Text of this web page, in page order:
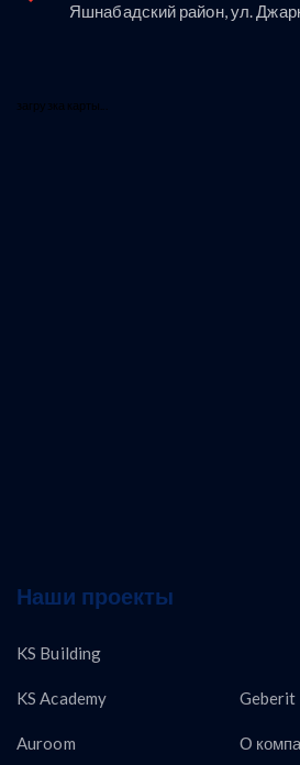
Яшнабадский район, ул.
загрузка карты...
Наши проекты
KS Building
KS Academy
Auroom
Geberit
О